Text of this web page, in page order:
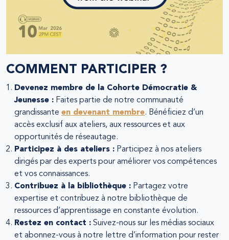
COMMENT PARTICIPER ?
Devenez membre de la Cohorte Démocratie &
Jeunesse : Faites partie de notre communauté
grandissante en devenant membre. Bénéficiez d’un
accès exclusif aux ateliers, aux ressources et aux
opportunités de réseautage.
Participez à des ateliers : Participez à nos ateliers
dirigés par des experts pour améliorer vos compétences
et vos connaissances.
Contribuez à la bibliothèque : Partagez votre
expertise et contribuez à notre bibliothèque de
ressources d’apprentissage en constante évolution.
Restez en contact : Suivez-nous sur les médias sociaux
et abonnez-vous à notre lettre d’information pour rester